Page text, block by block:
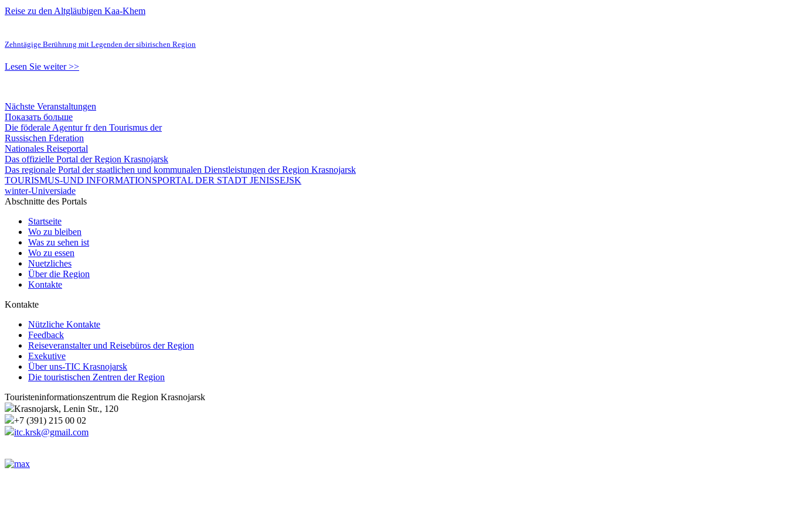
Reise zu den Altgläubigen Kaa-Khem
Zehntägige Berührung mit Legenden der sibirischen Region
Lesen Sie weiter >>
Nächste Veranstaltungen
Показать больше
Die föderale Agentur fr den Tourismus der
Russischen Fderation
Nationales Reiseportal
Das offizielle Portal der Region Krasnojarsk
Das regionale Portal der staatlichen und kommunalen Dienstleistungen der Region Krasnojarsk
TOURISMUS-UND INFORMATIONSPORTAL DER STADT JENISSEJSK
winter-Universiade
Abschnitte des Portals
Startseite
Wo zu bleiben
Was zu sehen ist
Wo zu essen
Nuetzliches
Über die Region
Kontakte
Kontakte
Nützliche Kontakte
Feedback
Reiseveranstalter und Reisebüros der Region
Exekutive
Über uns-TIC Krasnojarsk
Die touristischen Zentren der Region
Touristeninformationszentrum die Region Krasnojarsk
Krasnojarsk, Lenin Str., 120
+7 (391) 215 00 02
itc.krsk@gmail.com